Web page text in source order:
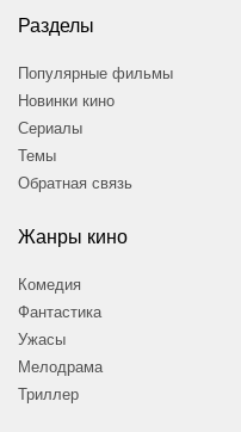
Разделы
Популярные фильмы
Новинки кино
Сериалы
Темы
Обратная связь
Жанры кино
Комедия
Фантастика
Ужасы
Мелодрама
Триллер